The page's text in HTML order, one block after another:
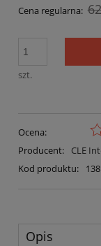
Cena regularna:
szt.
Ocena:
Producent:
CLE
Kod produktu:
138
Opis